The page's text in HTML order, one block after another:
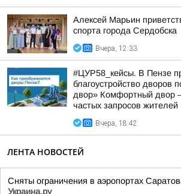
Алексей Марьин
спорта города Сердобска
Вчера, 12:33
#ЦУР58_кейсы. В Пензе
благоустройство дворов
двор» Комфортный двор
частых запросов жителей
Вчера, 18:42
ЛЕНТА НОВОСТЕЙ
Сняты ограничения в аэропортах
Украина.ру